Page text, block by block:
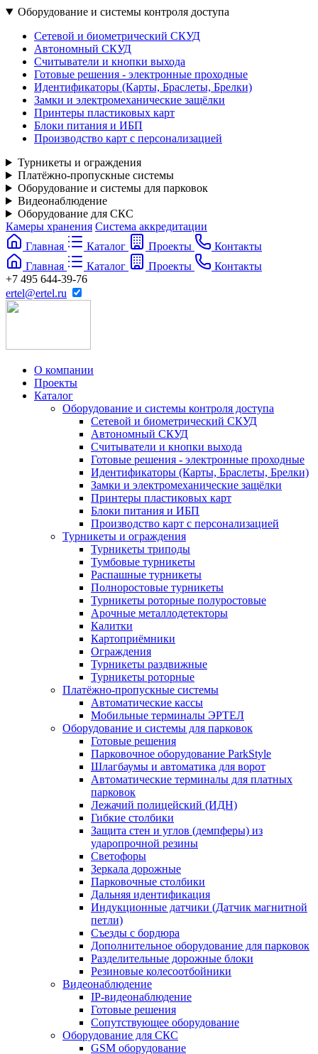
Оборудование и системы контроля доступа
Сетевой и биометрический СКУД
Автономный СКУД
Считыватели и кнопки выхода
Готовые решения - электронные проходные
Идентификаторы (Карты, Браслеты, Брелки)
Замки и электромеханические защёлки
Принтеры пластиковых карт
Блоки питания и ИБП
Производство карт с персонализацией
Турникеты и ограждения
Платёжно-пропускные системы
Оборудование и системы для парковок
Видеонаблюдение
Оборудование для СКС
Камеры хранения Система аккредитации
Главная
Каталог Проекты
Контакты
Главная
Каталог Проекты
Контакты
+7 495 644-39-76
ertel@ertel.ru
О компании
Проекты
Каталог
Оборудование и системы контроля доступа
Сетевой и биометрический СКУД
Автономный СКУД
Считыватели и кнопки выхода
Готовые решения - электронные проходные
Идентификаторы (Карты, Браслеты, Брелки)
Замки и электромеханические защёлки
Принтеры пластиковых карт
Блоки питания и ИБП
Производство карт с персонализацией
Турникеты и ограждения
Турникеты триподы
Тумбовые турникеты
Распашные турникеты
Полноростовые турникеты
Турникеты роторные полуростовые
Арочные металлодетекторы
Калитки
Картоприёмники
Ограждения
Турникеты раздвижные
Турникеты роторные
Платёжно-пропускные системы
Автоматические кассы
Мобильные терминалы ЭРТЕЛ
Оборудование и системы для парковок
Готовые решения
Парковочное оборудование ParkStyle
Шлагбаумы и автоматика для ворот
Автоматические терминалы для платных
парковок
Лежачий полицейский (ИДН)
Гибкие столбики
Защита стен и углов (демпферы) из
ударопрочной резины
Светофоры
Зеркала дорожные
Парковочные столбики
Дальняя идентификация
Индукционные датчики (Датчик магнитной
петли)
Съезды с бордюра
Дополнительное оборудование для парковок
Разделительные дорожные блоки
Резиновые колесоотбойники
Видеонаблюдение
IP-видеонаблюдение
Готовые решения
Сопутствующее оборудование
Оборудование для СКС
GSM оборудование